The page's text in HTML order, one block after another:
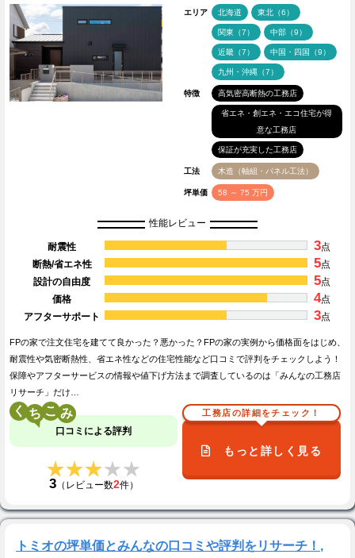
エリア 北海道 東北（6）
関東（7） 中部（9）
近畿（7） 中国・四国（9）
九州・沖縄（7）
特徴 高気密高断熱の工務店
省エネ・創エネ・エコ住宅が得
意な工務店
保証が充実した工務店
工法 木造（軸組・パネル工法）
坪単価 58 ～ 75 万円
性能レビュー
耐震性 3点
断熱/省エネ性
5点
設計の自由度
5点
価格
4点
アフターサポート
3点
FPの家で注文住宅を建てて良かった？悪かった？FPの家の実例から価格面をはじめ、
耐震性や気密断熱性、省エネ性などの住宅性能など口コミで評判をチェックしよう！
保障やアフターサービスの情報や値下げ方法まで調査しているのは「みんなの工務店
リサーチ」だけ…
く こ
口コミによる評判
★★★★★
★★★★★
3（レビュー数2件）
工務店の詳細をチェック！
もっと詳しく見る
トミオの坪単価とみんなの口コミや評判をリサーチ！,